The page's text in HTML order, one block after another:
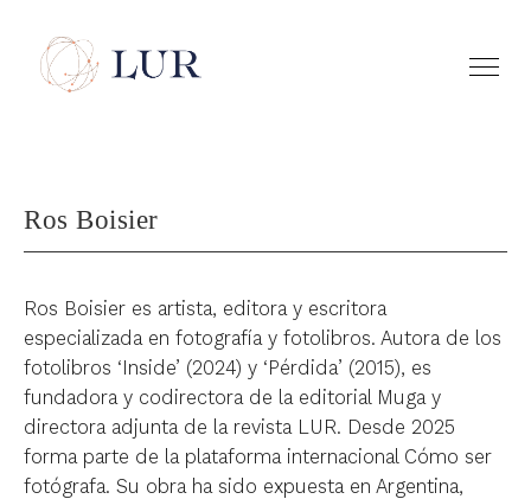
Ros Boisier
Ros Boisier es artista, editora y escritora
especializada en fotografía y fotolibros. Autora de los
fotolibros ‘Inside’ (2024) y ‘Pérdida’ (2015), es
fundadora y codirectora de la editorial Muga y
directora adjunta de la revista LUR. Desde 2025
forma parte de la plataforma internacional Cómo ser
fotógrafa. Su obra ha sido expuesta en Argentina,